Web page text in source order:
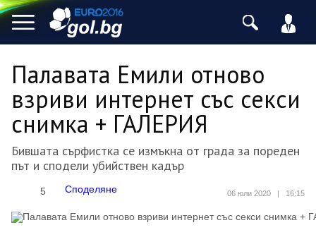
Палавата Емили отново
взриви интернет със секси
снимка + ГАЛЕРИЯ
Бившата сърфистка се измъкна от града за пореден
път и сподели убийствен кадър
5 Споделяне 06 юли 2020 | 16:15